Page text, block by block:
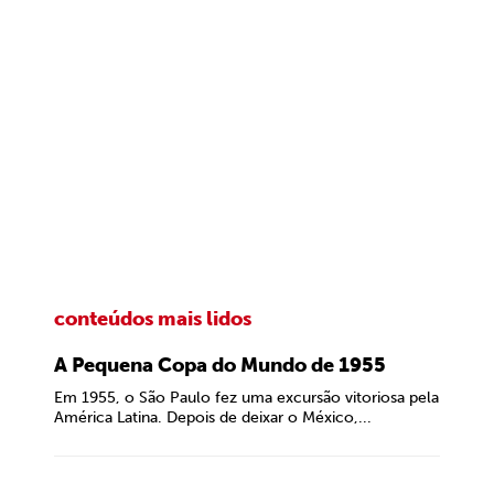
conteúdos mais lidos
A Pequena Copa do Mundo de 1955
Em 1955, o São Paulo fez uma excursão vitoriosa pela
América Latina. Depois de deixar o México,...